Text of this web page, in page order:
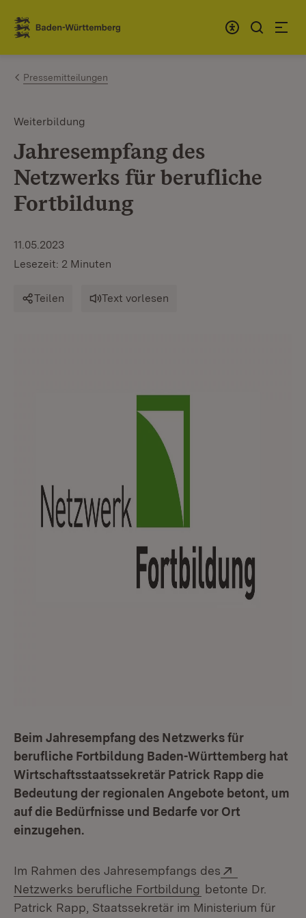
Zum Inhalt springen
Link zur Startseite
Pressemitteilungen
Weiterbildung
Jahresempfang des
Netzwerks für berufliche
Fortbildung
11.05.2023
Lesezeit: 2 Minuten
Teilen Text vorlesen
Beim Jahresempfang des Netzwerks für
berufliche Fortbildung Baden-Württemberg hat
Wirtschaftsstaatssekretär Patrick Rapp die
Bedeutung der regionalen Angebote betont, um
auf die Bedürfnisse und Bedarfe vor Ort
einzugehen.
Im Rahmen des Jahresempfangs des
Netzwerks berufliche Fortbildung (Öffnet in neuem
betonte Dr.
Patrick Rapp, Staatssekretär im Ministerium für